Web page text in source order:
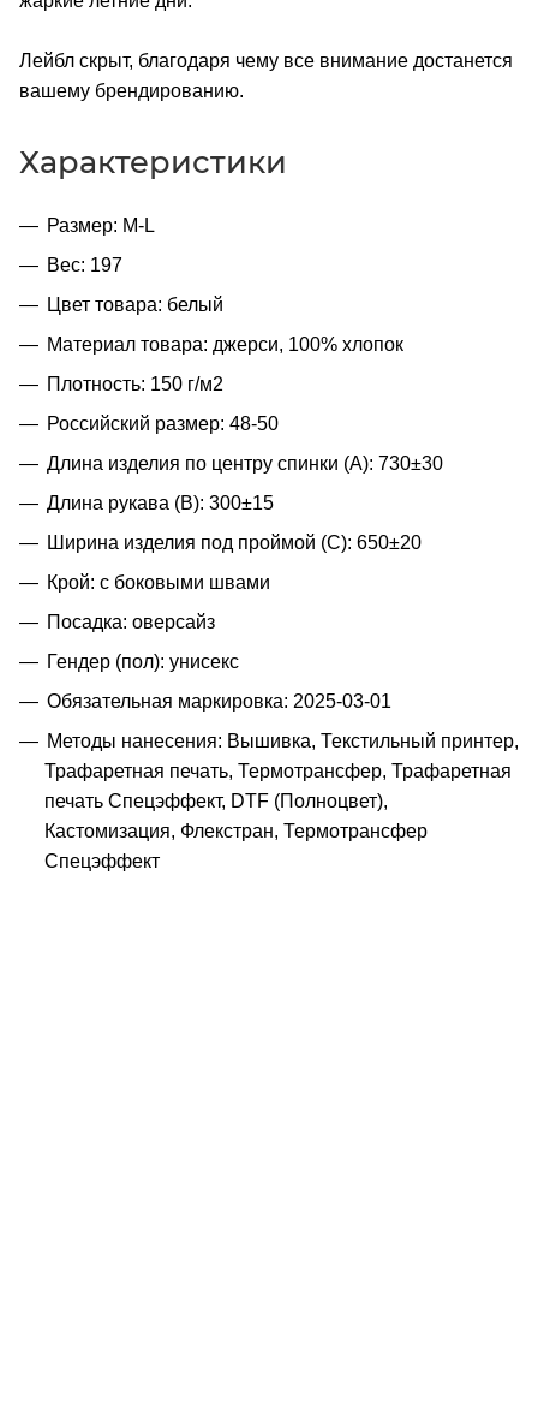
Лейбл скрыт, благодаря чему все внимание достанется
вашему брендированию.
Характеристики
Размер: M-L
Вес: 197
Цвет товара: белый
Материал товара: джерси, 100% хлопок
Плотность: 150 г/м2
Российский размер: 48-50
Длина изделия по центру спинки (A): 730±30
Длина рукава (B): 300±15
Ширина изделия под проймой (С): 650±20
Крой: с боковыми швами
Посадка: оверсайз
Гендер (пол): унисекс
Обязательная маркировка: 2025-03-01
Методы нанесения: Вышивка, Текстильный принтер,
Трафаретная печать, Термотрансфер, Трафаретная
печать Спецэффект, DTF (Полноцвет),
Кастомизация, Флекстран, Термотрансфер
Спецэффект